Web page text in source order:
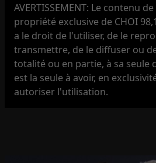
AVERTISSEMENT: Le contenu
propriété exclusive de CHOI
a le droit de l'utiliser, de le
transmettre, de le diffuser ou
totalité ou en partie, à sa seule
est la seule à avoir, en
autoriser l'utilisation.